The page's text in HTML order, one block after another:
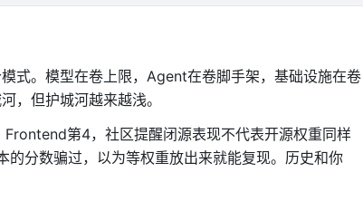
式。模型在卷上限，Agent在卷脚手架，基础设施在卷
，但护城河越来越浅。
第4，社区提醒闭源表现不代表开源权重同样
的分数骗过，以为等权重放出来就能复现。历史和你